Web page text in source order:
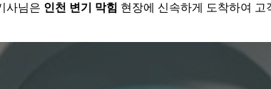
사님은 인천 변기 막힘 현장에 신속하게 도착하여